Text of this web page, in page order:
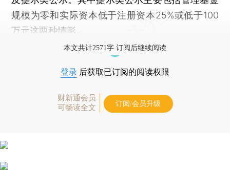
规模为零和实际资本低于注册资本25%或低于100
万元这两种情形。
本文共计2571字 订阅后继续阅读
登录 后获取已订阅的阅读权限
财新通会员
可畅读全文
订阅/会员升级